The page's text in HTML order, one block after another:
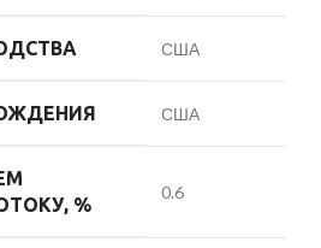
США
США
%
0.6